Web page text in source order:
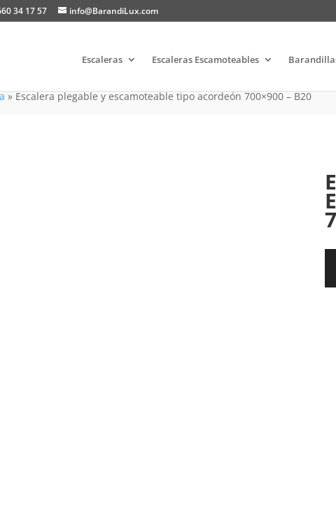
34 17 57 info@BarandiLux.com
Escaleras Escaleras Escamoteables
»Escalera plegable y escamoteable tipo acordeón 700×900 – B20